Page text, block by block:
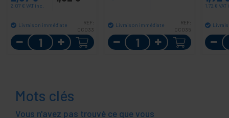
2,07 € VAT inc.
Livraison immédiate
REF:
CC033
Quantité
Livraison immédiate
REF:
CC035
Quantité
1,72 € VAT
Mots clés
Vous n'avez pas trouvé ce que vous